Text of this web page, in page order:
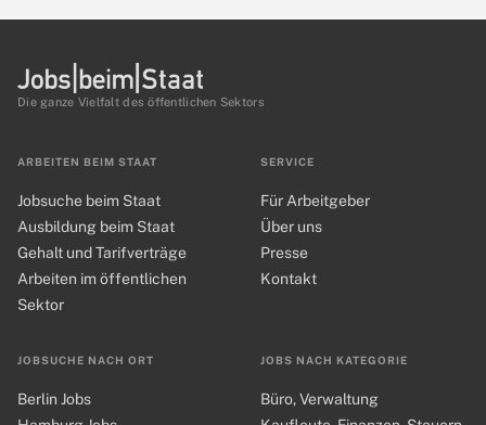
Die ganze Vielfalt des öffentlichen Sektors
ARBEITEN BEIM STAAT
Jobsuche beim Staat
Ausbildung beim Staat
Gehalt und Tarifverträge
Arbeiten im öffentlichen
Sektor
JOBSUCHE NACH ORT
Berlin Jobs
JOBS NACH KATEGORIE
Büro, Verwaltung
SERVICE
Für Arbeitgeber
Über uns
Presse
Kontakt